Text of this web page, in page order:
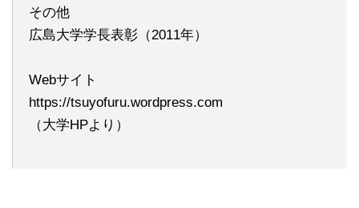
その他
広島大学学長表彰（2011年）
Webサイト
https://tsuyofuru.wordpress.com
（大学HPより）